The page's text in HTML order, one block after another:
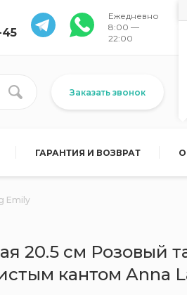
Ежедневно
8:00 —
22:00
Заказать звонок
ГАРАНТИЯ И ВОЗВРАТ
Emily
20.5 см Розовый
кантом Anna